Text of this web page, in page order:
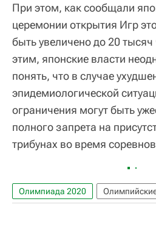
При этом, как сообщали
церемонии открытия Игр
быть увеличено до 20
этим, японские власти
понять, что в случае
эпидемиологической
ограничения могут быть
полного запрета на
трибунах во время
Олимпиада 2020